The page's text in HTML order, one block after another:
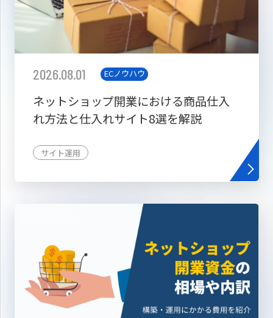
2026.08.01 ECノウハウ
ネットショップ開業における商品仕入
れ方法と仕入れサイト8選を解説
サイト運用